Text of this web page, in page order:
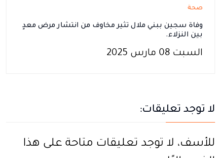
صحة
وفاة سجين ببني ملال تثير مخاوف من انتشار مرض معدٍ
بين النزلاء.
السبت 08 مارس 2025
لا توجد تعليقات:
للأسف، لا توجد تعليقات متاحة على هذا